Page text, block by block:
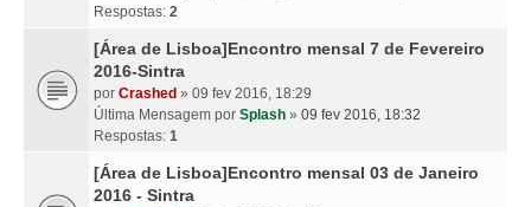
Respostas: 2
[Área de Lisboa]Encontro mensal 7 de Fevereiro
2016-Sintra
por Crashed » 09 fev 2016, 18:29
Última Mensagem por Splash » 09 fev 2016, 18:32
Respostas: 1
[Área de Lisboa]Encontro mensal 03 de Janeiro
2016 - Sintra